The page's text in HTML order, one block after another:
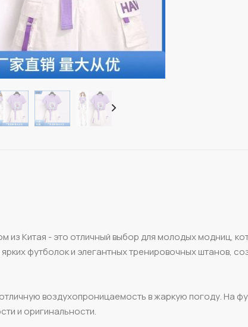
из Китая - это отличный выбор для молодых модниц,
футболок и элегантных тренировочных штанов,
воздухопроницаемость в жаркую погоду. На
и оригинальности.